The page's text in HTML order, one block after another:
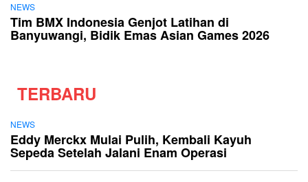
NEWS
Tim BMX Indonesia Genjot Latihan di
Banyuwangi, Bidik Emas Asian Games 2026
TERBARU
NEWS
Eddy Merckx Mulai Pulih, Kembali Kayuh
Sepeda Setelah Jalani Enam Operasi